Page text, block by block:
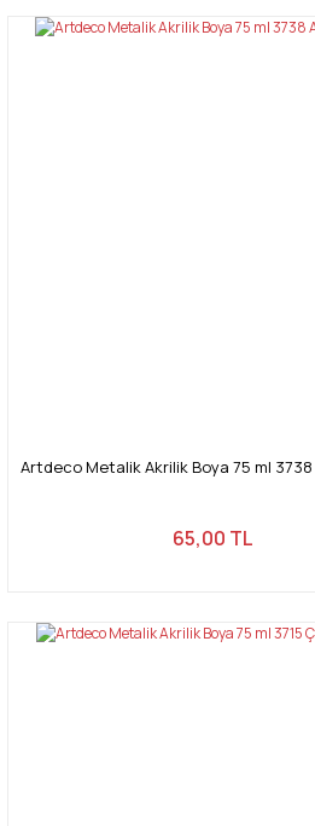
Artdeco Metalik Akrilik Boya 75 ml 3738
65,00 TL